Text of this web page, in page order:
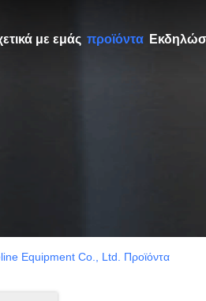
με εμάς προϊόντα
Equipment Co., Ltd. Προϊόντα